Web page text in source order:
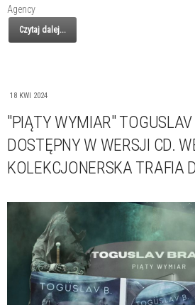
Agency
Czytaj dalej...
18 KWI 2024
"PIĄTY WYMIAR"
DOSTĘPNY W WERSJI CD.
KOLEKCJONERSKA TRAFIA